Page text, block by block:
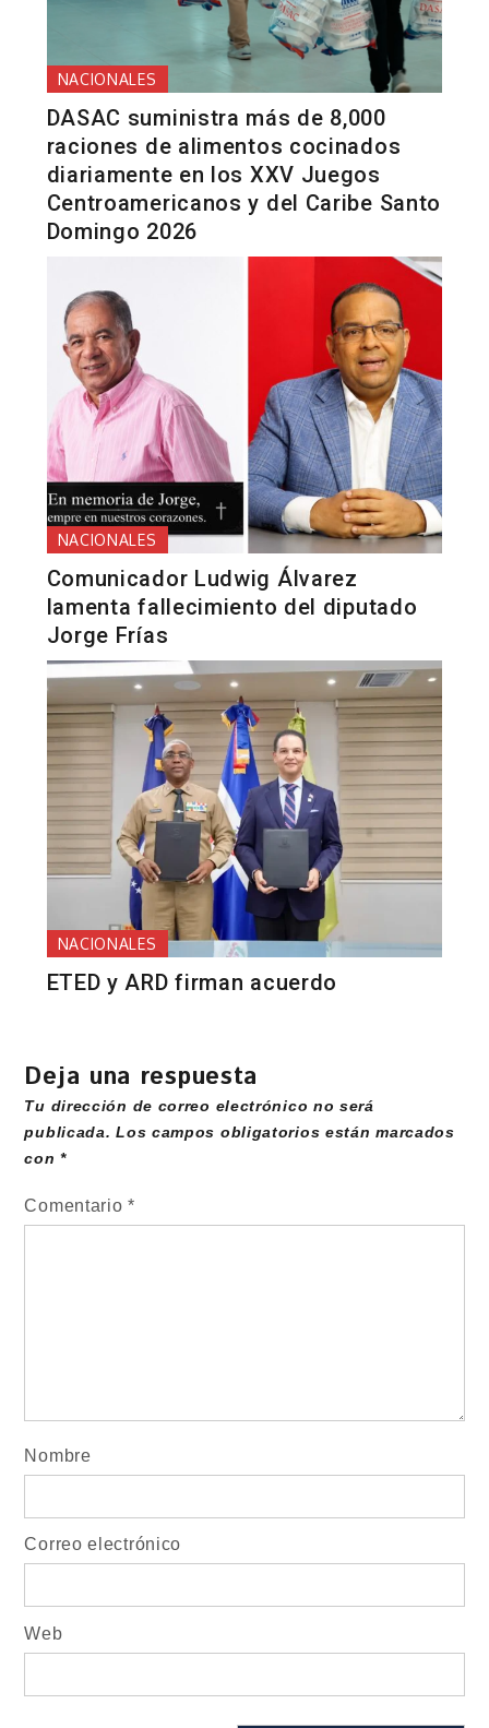
NACIONALES
DASAC suministra más de 8,000
raciones de alimentos cocinados
diariamente en los XXV Juegos
Centroamericanos y del Caribe Santo
Domingo 2026
NACIONALES
Comunicador Ludwig Álvarez
lamenta fallecimiento del diputado
Jorge Frías
NACIONALES
ETED y ARD firman acuerdo
Deja una respuesta
Tu dirección de correo electrónico no será
publicada. Los campos obligatorios están marcados
con*
Comentario*
Nombre
Correo electrónico
Web